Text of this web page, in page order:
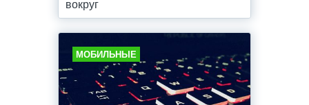
вокруг
МОБИЛЬНЫЕ